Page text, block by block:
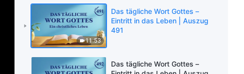
11:53
Das tägliche Wort Gottes –
Eintritt in das Leben | Auszug
491
Das tägliche Wort Gottes –